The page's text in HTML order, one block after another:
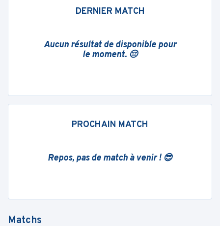
DERNIER MATCH
Aucun résultat de disponible pour
le moment. 😔
PROCHAIN MATCH
Repos, pas de match à venir ! 😎
Matchs